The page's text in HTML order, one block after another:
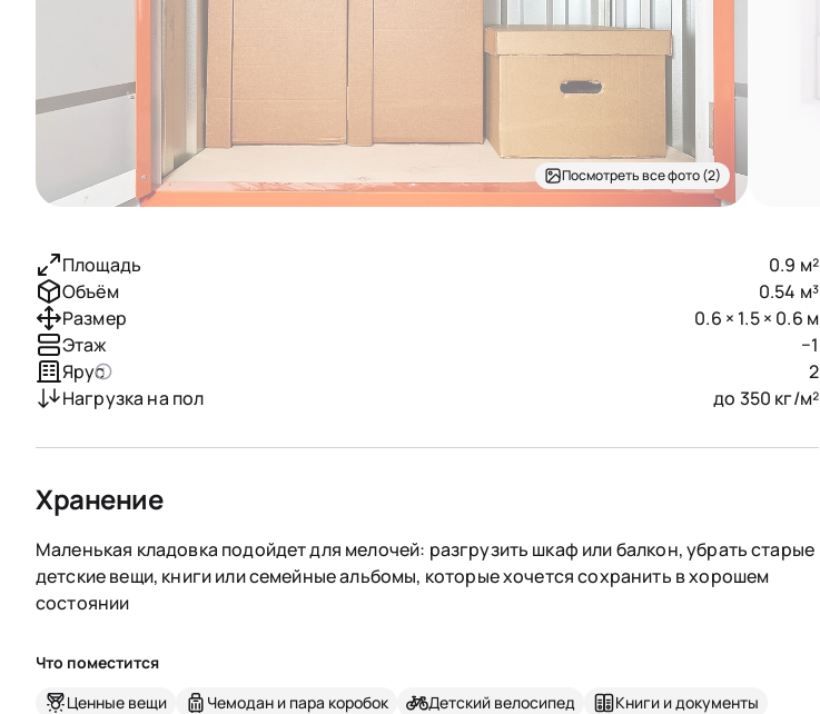
Посмотреть все фото (2)
Площадь
0.9 м²
Объём
0.54 м³
Размер
0.6 × 1.5 × 0.6 м
Этаж
−1
Ярус
2
Нагрузка на пол
до 350 кг/м²
Хранение
Маленькая кладовка подойдет для мелочей: разгрузить шкаф или балкон, убрать старые
детские вещи, книги или семейные альбомы, которые хочется сохранить в хорошем
состоянии
Что поместится
Ценные вещи
Чемодан и пара коробок Детский велосипед Книги и документы